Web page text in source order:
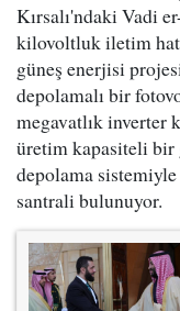
Kırsalı'ndaki Vadi
kilovoltluk iletim
güneş enerjisi
depolamalı bir
megavatlık inverter
üretim kapasiteli bir
depolama
santrali bulunuyor.